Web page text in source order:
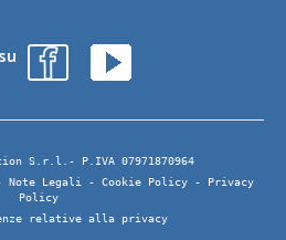
S.r.l.- P.IVA 07971870964
Note Legali - Cookie Policy -
Privacy
Policy
relative alla privacy